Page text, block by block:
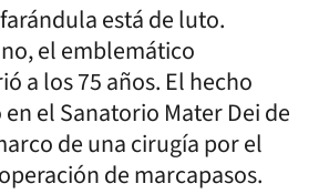
está de luto.
el emblemático
a los 75 años. El hecho
el Sanatorio Mater Dei de
de una cirugía por el
de marcapasos.